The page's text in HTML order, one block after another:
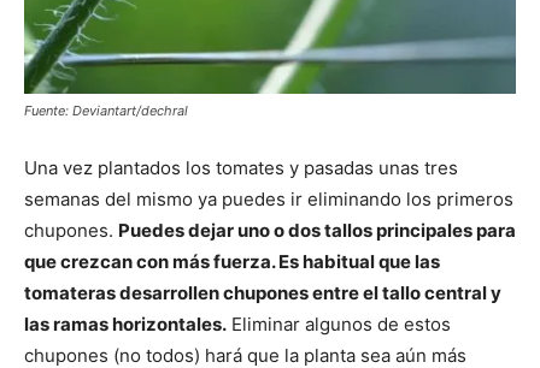
Fuente: Deviantart/dechral
Una vez plantados los tomates y pasadas unas tres
semanas del mismo ya puedes ir eliminando los primeros
chupones. Puedes dejar uno o dos tallos principales para
que crezcan con más fuerza. Es habitual que las
tomateras desarrollen chupones entre el tallo central y
las ramas horizontales. Eliminar algunos de estos
chupones (no todos) hará que la planta sea aún más